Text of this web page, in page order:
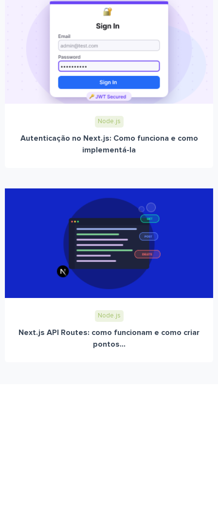
Node.js
Autenticação no Next.js: Como funciona e como
implementá-la
Node.js
Next.js API Routes: como funcionam e como criar
pontos...